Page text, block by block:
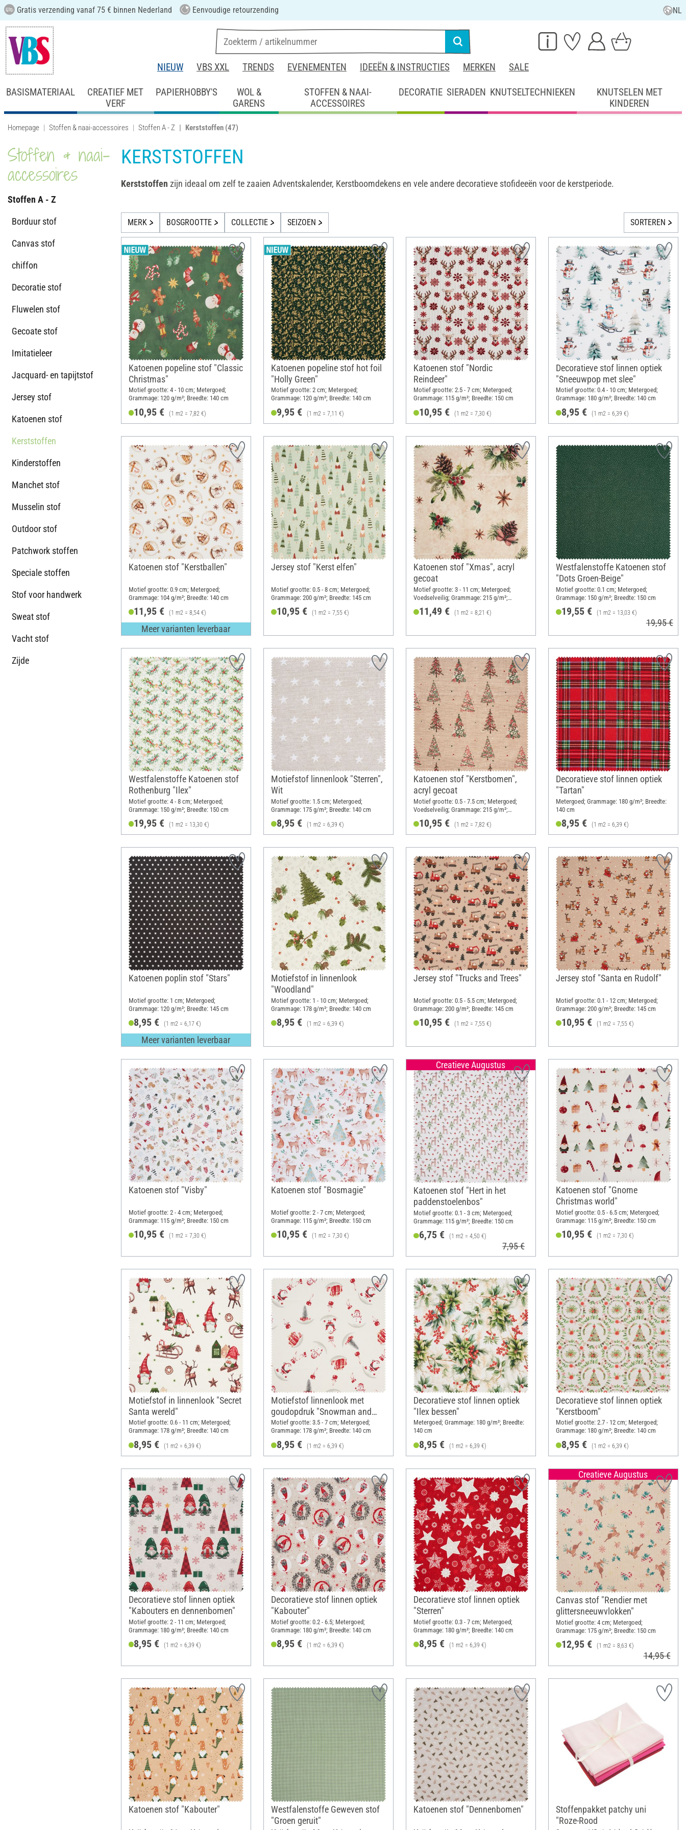
Gratis verzending vanaf 75 € binnen Nederland Eenvoudige retourzending NL
NIEUW VBS XXL TRENDS EVENEMENTEN IDEEËN & INSTRUCTIES MERKEN SALE
BASISMATERIAAL
CREATIEF MET
VERF
PAPIERHOBBY'S
WOL &
GARENS
STOFFEN & NAAI-
ACCESSOIRES
DECORATIE SIERADEN KNUTSELTECHNIEKEN
KNUTSELEN MET
KINDEREN
Homepage Stoffen & naai-accessoires Stoffen A - Z Kerststoffen (47)
Stoffen & naai-
accessoires
Stoffen A - Z
Borduur stof
Canvas stof
chiffon
Decoratie stof
Fluwelen stof
Gecoate stof
Imitatieleer
Jacquard- en tapijtstof
Jersey stof
Katoenen stof
Kerststoffen
Kinderstoffen
Manchet stof
Musselin stof
Outdoor stof
Patchwork stoffen
Speciale stoffen
Stof voor handwerk
Sweat stof
Vacht stof
Zijde
KERSTSTOFFEN
Kerststoffen zijn ideaal om zelf te zaaien Adventskalender, Kerstboomdekens en vele andere decoratieve stofideeën voor de kerstperiode.
MERK BOSGROOTTE COLLECTIE SEIZOEN SORTEREN
Katoenen popeline stof "Classic
Christmas"
Motief grootte: 4 - 10 cm; Metergoed;
Grammage: 120 g/m²; Breedte: 140 cm
10,95 € (1 m2 = 7,82 €)
Katoenen popeline stof hot foil
"Holly Green"
Motief grootte: 2 cm; Metergoed;
Grammage: 120 g/m²; Breedte: 140 cm
9,95 € (1 m2 = 7,11 €)
Katoenen stof "Nordic
Reindeer"
Motief grootte: 2.5 - 7 cm; Metergoed;
Grammage: 115 g/m²; Breedte: 150 cm
10,95 € (1 m2 = 7,30 €)
Decoratieve stof linnen optiek
"Sneeuwpop met slee"
Motief grootte: 0.4 - 10 cm; Metergoed;
Grammage: 180 g/m²; Breedte: 140 cm
8,95 € (1 m2 = 6,39 €)
Katoenen stof "Kerstballen"
Motief grootte: 0.9 cm; Metergoed;
Grammage: 104 g/m²; Breedte: 140 cm
11,95 € (1 m2 = 8,54 €)
Meer varianten leverbaar
Jersey stof "Kerst elfen"
Motief grootte: 0.5 - 8 cm; Metergoed;
Grammage: 200 g/m²; Breedte: 145 cm
10,95 € (1 m2 = 7,55 €)
Katoenen stof "Xmas", acryl
gecoat
Motief grootte: 3 - 11 cm; Metergoed;
Voedselveilig; Grammage: 215 g/m²;
11,49 € (1 m2 = 8,21 €)
Westfalenstoffe Katoenen stof
"Dots Groen-Beige"
Motief grootte: 0.1 cm; Metergoed;
Grammage: 150 g/m²; Breedte: 150 cm
19,55 € (1 m2 = 13,03 €)
19,95 €
Westfalenstoffe Katoenen stof
Rothenburg "Ilex"
Motief grootte: 4 - 8 cm; Metergoed;
Grammage: 150 g/m²; Breedte: 150 cm
19,95 € (1 m2 = 13,30 €)
Motiefstof linnenlook "Sterren",
Wit
Motief grootte: 1.5 cm; Metergoed;
Grammage: 175 g/m²; Breedte: 140 cm
8,95 € (1 m2 = 6,39 €)
Katoenen stof "Kerstbomen",
acryl gecoat
Motief grootte: 0.5 - 7.5 cm; Metergoed;
Voedselveilig; Grammage: 215 g/m²;
10,95 € (1 m2 = 7,82 €)
Decoratieve stof linnen optiek
"Tartan"
Metergoed; Grammage: 180 g/m²; Breedte:
140 cm
8,95 € (1 m2 = 6,39 €)
Katoenen poplin stof "Stars"
Motief grootte: 1 cm; Metergoed;
Grammage: 120 g/m²; Breedte: 145 cm
8,95 € (1 m2 = 6,17 €)
Meer varianten leverbaar
Motiefstof in linnenlook
"Woodland"
Motief grootte: 1 - 10 cm; Metergoed;
Grammage: 178 g/m²; Breedte: 140 cm
8,95 € (1 m2 = 6,39 €)
Jersey stof "Trucks and Trees"
Motief grootte: 0.5 - 5.5 cm; Metergoed;
Grammage: 200 g/m²; Breedte: 145 cm
10,95 € (1 m2 = 7,55 €)
Jersey stof "Santa en Rudolf"
Motief grootte: 0.1 - 12 cm; Metergoed;
Grammage: 200 g/m²; Breedte: 145 cm
10,95 € (1 m2 = 7,55 €)
Katoenen stof "Visby"
Motief grootte: 2 - 4 cm; Metergoed;
Grammage: 115 g/m²; Breedte: 150 cm
10,95 € (1 m2 = 7,30 €)
Katoenen stof "Bosmagie"
Motief grootte: 2 - 7 cm; Metergoed;
Grammage: 115 g/m²; Breedte: 150 cm
10,95 € (1 m2 = 7,30 €)
Creatieve Augustus
Katoenen stof "Hert in het
paddenstoelenbos"
Motief grootte: 0.1 - 3 cm; Metergoed;
Grammage: 115 g/m²; Breedte: 150 cm
6,75 € (1 m2 = 4,50 €)
7,95 €
Katoenen stof "Gnome
Christmas world"
Motief grootte: 0.5 - 6.5 cm; Metergoed;
Grammage: 115 g/m²; Breedte: 150 cm
10,95 € (1 m2 = 7,30 €)
Motiefstof in linnenlook "Secret
Santa wereld"
Motief grootte: 0.6 - 11 cm; Metergoed;
Grammage: 178 g/m²; Breedte: 140 cm
8,95 € (1 m2 = 6,39 €)
Motiefstof linnenlook met
goudopdruk "Snowman and
Santa"
Motief grootte: 3.5 - 7 cm; Metergoed;
Grammage: 178 g/m²; Breedte: 140 cm
8,95 € (1 m2 = 6,39 €)
Decoratieve stof linnen optiek
"Ilex bessen"
Metergoed; Grammage: 180 g/m²; Breedte:
140 cm
8,95 € (1 m2 = 6,39 €)
Decoratieve stof linnen optiek
"Kerstboom"
Motief grootte: 2.7 - 12 cm; Metergoed;
Grammage: 180 g/m²; Breedte: 140 cm
8,95 € (1 m2 = 6,39 €)
Decoratieve stof linnen optiek
"Kabouters en dennenbomen"
Motief grootte: 2 - 11 cm; Metergoed;
Grammage: 180 g/m²; Breedte: 140 cm
8,95 € (1 m2 = 6,39 €)
Decoratieve stof linnen optiek
"Kabouter"
Motief grootte: 0.2 - 6.5; Metergoed;
Grammage: 180 g/m²; Breedte: 140 cm
8,95 € (1 m2 = 6,39 €)
Decoratieve stof linnen optiek
"Sterren"
Motief grootte: 0.3 - 7 cm; Metergoed;
Grammage: 180 g/m²; Breedte: 140 cm
8,95 € (1 m2 = 6,39 €)
Creatieve Augustus
Canvas stof "Rendier met
glittersneeuwvlokken"
Motief grootte: 4 cm; Metergoed;
Grammage: 175 g/m²; Breedte: 150 cm
12,95 € (1 m2 = 8,63 €)
14,95 €
Katoenen stof "Kabouter"
Westfalenstoffe Geweven stof
"Groen geruit"
Katoenen stof "Dennenbomen"
Stoffenpakket patchy uni
"Roze-Rood